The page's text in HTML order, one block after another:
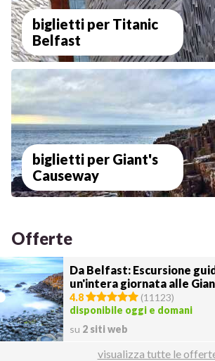
biglietti per Titanic
Belfast
biglietti per Giant's
Causeway
Offerte
Da Belfast: Escursione
un'intera giornata alle
Causeway
4.8 (11123)
disponibile oggi e domani
su 2 siti web
visualizza tutte le